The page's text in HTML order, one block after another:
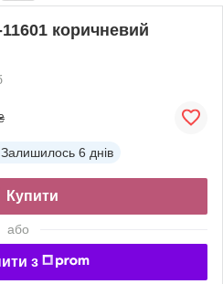
коричневий
Залишилось 6 днів
Купити
або
з